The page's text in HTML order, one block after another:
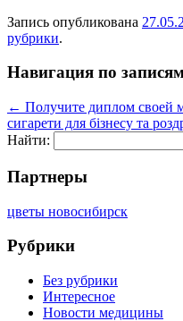
Запись опубликована
рубрики.
Навигация по
← Получите диплом своей
сигарети для бізнесу та
Найти:
Партнеры
цветы новосибирск
Рубрики
Без рубрики
Интересное
Новости медицины